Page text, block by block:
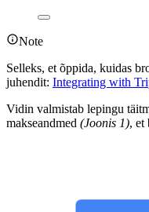
Note
Selleks, et õppida, kuidas
juhendit: Integrating with
Vidin valmistab lepingu
makseandmed (Joonis 1), et